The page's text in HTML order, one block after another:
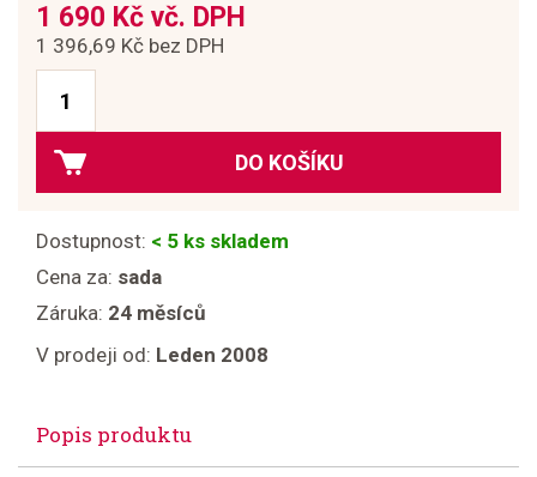
1 690 Kč vč. DPH
1 396,69 Kč bez DPH
DO KOŠÍKU
Dostupnost: < 5 ks skladem
Cena za: sada
Záruka: 24 měsíců
V prodeji od: Leden 2008
Popis produktu